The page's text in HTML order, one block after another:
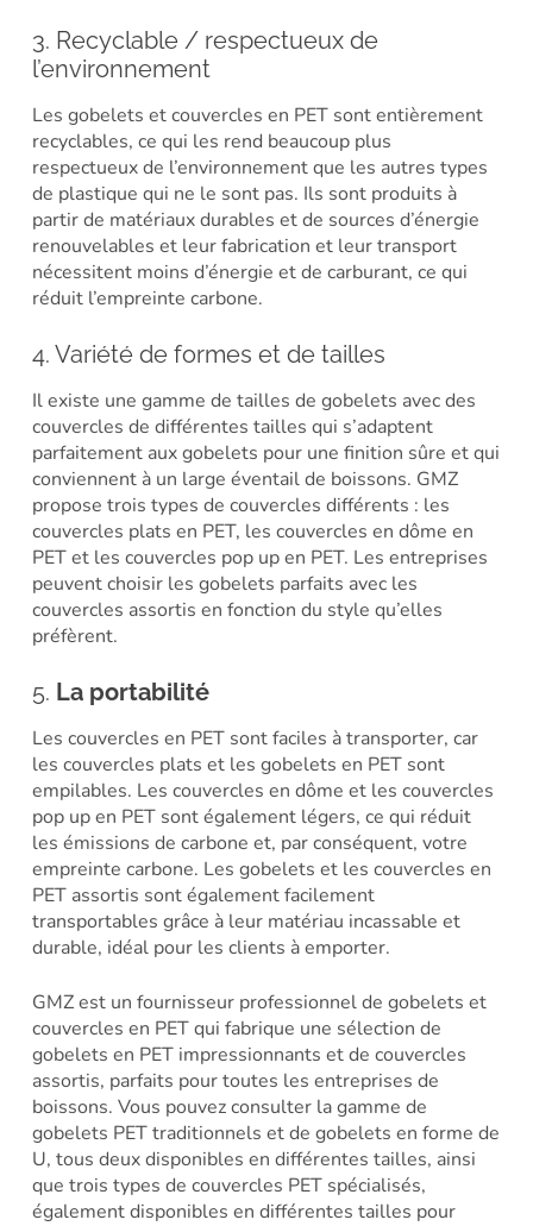
3. Recyclable / respectueux de
l’environnement
Les gobelets et couvercles en PET sont entièrement
recyclables, ce qui les rend beaucoup plus
respectueux de l’environnement que les autres types
de plastique qui ne le sont pas. Ils sont produits à
partir de matériaux durables et de sources d’énergie
renouvelables et leur fabrication et leur transport
nécessitent moins d’énergie et de carburant, ce qui
réduit l’empreinte carbone.
4. Variété de formes et de tailles
Il existe une gamme de tailles de gobelets avec des
couvercles de différentes tailles qui s’adaptent
parfaitement aux gobelets pour une finition sûre et qui
conviennent à un large éventail de boissons. GMZ
propose trois types de couvercles différents : les
couvercles plats en PET, les couvercles en dôme en
PET et les couvercles pop up en PET. Les entreprises
peuvent choisir les gobelets parfaits avec les
couvercles assortis en fonction du style qu’elles
préfèrent.
5. La portabilité
Les couvercles en PET sont faciles à transporter, car
les couvercles plats et les gobelets en PET sont
empilables. Les couvercles en dôme et les couvercles
pop up en PET sont également légers, ce qui réduit
les émissions de carbone et, par conséquent, votre
empreinte carbone. Les gobelets et les couvercles en
PET assortis sont également facilement
transportables grâce à leur matériau incassable et
durable, idéal pour les clients à emporter.
GMZ est un fournisseur professionnel de gobelets et
couvercles en PET qui fabrique une sélection de
gobelets en PET impressionnants et de couvercles
assortis, parfaits pour toutes les entreprises de
boissons. Vous pouvez consulter la gamme de
gobelets PET traditionnels et de gobelets en forme de
U, tous deux disponibles en différentes tailles, ainsi
que trois types de couvercles PET spécialisés,
également disponibles en différentes tailles pour